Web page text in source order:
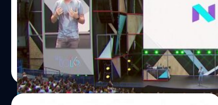
เมื่อวานในงาน Google I/O 2016 นั้นได้มีการเปิดตัวอะไรใหม่
ๆ มากมาย รวมถึง Android N ที่หลาย ๆ คนอาจจะรอคอยอยู่
ซึ่งได้มีการประกาศว่าจะมีการอัพเดท Android N Developer
Preview 3 ในวันนี้ ซึ่งจะมีคุณภาพที่เพิ่มมากขึ้นที่เป็นสถานะ
เบต้า จากเดิม DP1 และ DP2 นั้นยังเป็นเพียงแค่แอลฟ่า
ศุภกานต์ เหล่ารัตนกุล| 3731 days ago
Read More